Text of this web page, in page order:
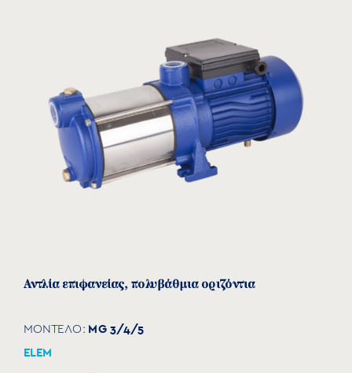
Αντλία επιφανείας, πολυβάθμια οριζόντια
ΜΟΝΤΕΛΟ: MG 3/4/5
ELEM